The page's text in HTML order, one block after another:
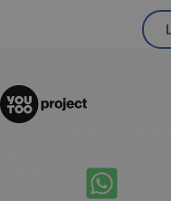
¡Anímate y escríbenos!